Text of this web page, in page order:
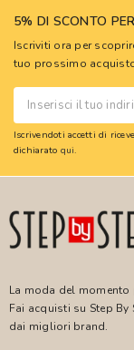
5% DI SCONTO
Iscriviti ora per
tuo prossimo
Iscrivendoti accetti di
dichiarato qui.
La moda del
Fai acquisti su Step
dai migliori brand.